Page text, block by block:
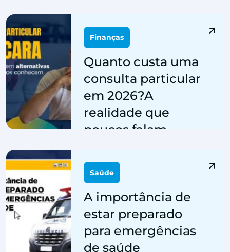
Finanças
Quanto custa uma
consulta particular
em 2026?A
realidade que
poucos falam
Saúde
A importância de
estar preparado
para emergências
de saúde